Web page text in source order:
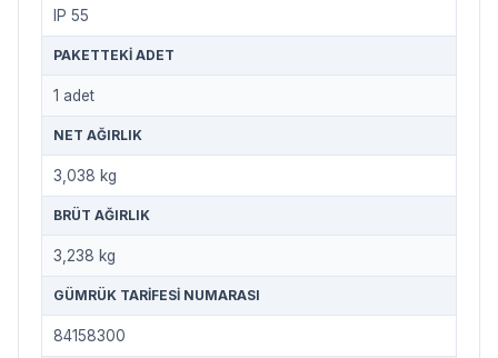
IP 55
PAKETTEKI ADET
1 adet
NET AĞIRLIK
3,038 kg
BRÜT AĞIRLIK
3,238 kg
GÜMRÜK TARIFESI NUMARASI
84158300